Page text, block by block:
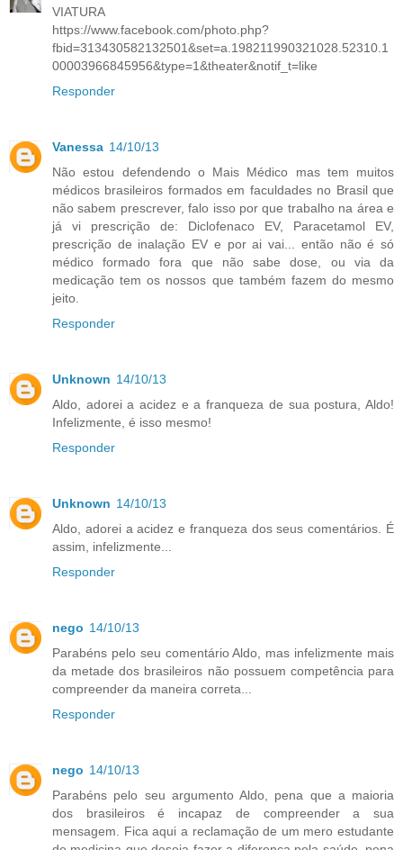
VIATURA
https://www.facebook.com/photo.php?
fbid=313430582132501&set=a.198211990321028.52310.1
00003966845956&type=1&theater&notif_t=like
Responder
Vanessa 14/10/13
Não estou defendendo o Mais Médico mas tem muitos
médicos brasileiros formados em faculdades no Brasil que
não sabem prescrever, falo isso por que trabalho na área e
já vi prescrição de: Diclofenaco EV, Paracetamol EV,
prescrição de inalação EV e por ai vai... então não é só
médico formado fora que não sabe dose, ou via da
medicação tem os nossos que também fazem do mesmo
jeito.
Responder
Unknown 14/10/13
Aldo, adorei a acidez e a franqueza de sua postura, Aldo!
Infelizmente, é isso mesmo!
Responder
Unknown 14/10/13
Aldo, adorei a acidez e franqueza dos seus comentários. É
assim, infelizmente...
Responder
nego 14/10/13
Parabéns pelo seu comentário Aldo, mas infelizmente mais
da metade dos brasileiros não possuem competência para
compreender da maneira correta...
Responder
nego 14/10/13
Parabéns pelo seu argumento Aldo, pena que a maioria
dos brasileiros é incapaz de compreender a sua
mensagem. Fica aqui a reclamação de um mero estudante